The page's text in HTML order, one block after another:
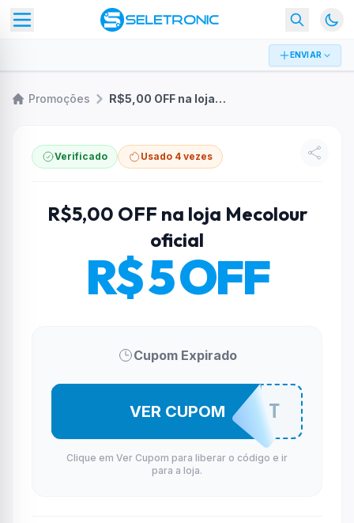
ENVIAR
Promoções R$5,00 OFF na loja Mecolour oficial
Verificado Usado 4 vezes
R$5,00 OFF na loja Mecolour
oficial
R$ 5 OFF
Cupom Expirado
MECOFJUFT
VER CUPOM
Clique em Ver Cupom para liberar o código e ir
para a loja.